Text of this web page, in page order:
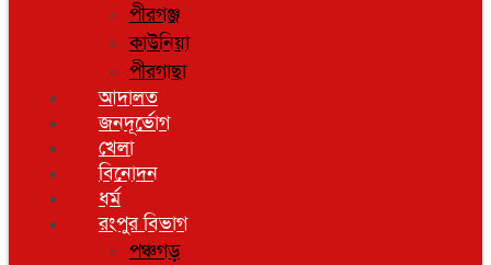
পীরগঞ্জ
কাউনিয়া
পীরগাছা
আদালত
জনদূর্ভোগ
খেলা
বিনোদন
ধর্ম
রংপুর বিভাগ
পঞ্চগড়